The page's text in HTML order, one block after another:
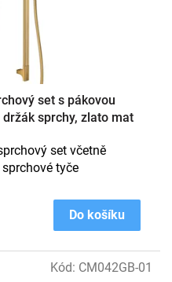
set s pákovou
sprchy, zlato mat
Do košíku
set včetně
tyče
Kód: CM042GB-01